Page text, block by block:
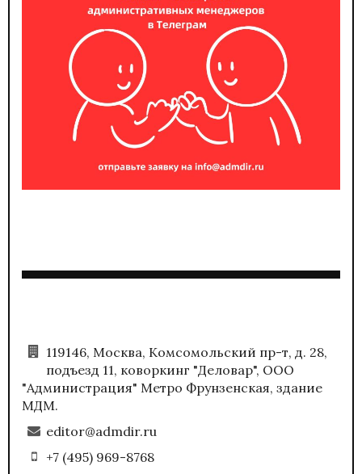
119146, Москва, Комсомольский пр-т, д. 28,
подъезд 11, коворкинг "Деловар", ООО
"Администрация" Метро Фрунзенская, здание
МДМ.
editor@admdir.ru
+7 (495) 969-8768